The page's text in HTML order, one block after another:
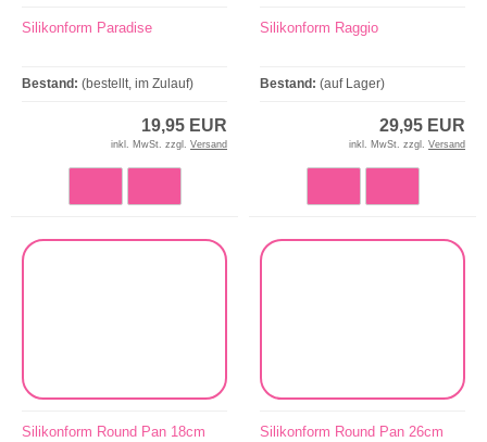
Silikonform Paradise
Bestand: (bestellt, im Zulauf)
19,95 EUR
inkl. MwSt. zzgl. Versand
Silikonform Raggio
Bestand: (auf Lager)
29,95 EUR
inkl. MwSt. zzgl. Versand
Silikonform Round Pan 18cm Silikonform Round Pan 26cm